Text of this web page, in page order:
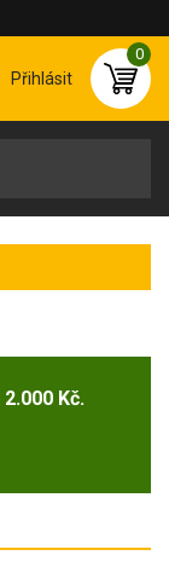
Přihlásit
0
Kč.